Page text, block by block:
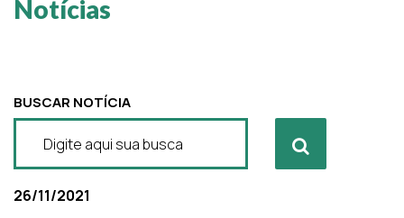
Notícias
BUSCAR NOTÍCIA
26/11/2021